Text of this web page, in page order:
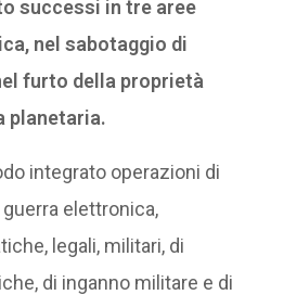
successi in tre aree
nel sabotaggio di
furto della proprietà
planetaria.
integrato operazioni di
elettronica,
legali, militari, di
di inganno militare e di